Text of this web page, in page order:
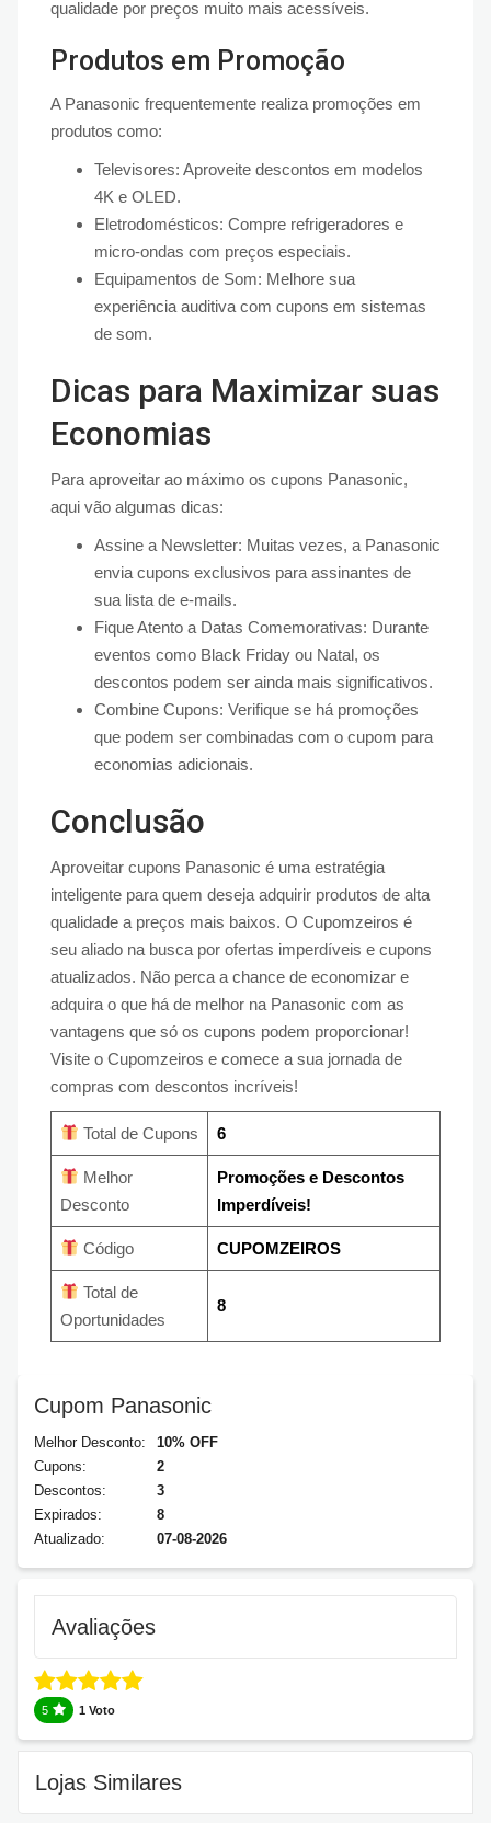
qualidade por preços muito mais acessíveis.
Produtos em Promoção
A Panasonic frequentemente realiza promoções em
produtos como:
Televisores: Aproveite descontos em modelos
4K e OLED.
Eletrodomésticos: Compre refrigeradores e
micro-ondas com preços especiais.
Equipamentos de Som: Melhore sua
experiência auditiva com cupons em sistemas
de som.
Dicas para Maximizar suas
Economias
Para aproveitar ao máximo os cupons Panasonic,
aqui vão algumas dicas:
Assine a Newsletter: Muitas vezes, a Panasonic
envia cupons exclusivos para assinantes de
sua lista de e-mails.
Fique Atento a Datas Comemorativas: Durante
eventos como Black Friday ou Natal, os
descontos podem ser ainda mais significativos.
Combine Cupons: Verifique se há promoções
que podem ser combinadas com o cupom para
economias adicionais.
Conclusão
Aproveitar cupons Panasonic é uma estratégia
inteligente para quem deseja adquirir produtos de alta
qualidade a preços mais baixos. O Cupomzeiros é
seu aliado na busca por ofertas imperdíveis e cupons
atualizados. Não perca a chance de economizar e
adquira o que há de melhor na Panasonic com as
vantagens que só os cupons podem proporcionar!
Visite o Cupomzeiros e comece a sua jornada de
compras com descontos incríveis!
Total de Cupons 6
Melhor
Desconto
Promoções e Descontos
Imperdíveis!
Código CUPOMZEIROS
Total de
Oportunidades
8
Cupom Panasonic
Melhor Desconto:
10% OFF
Cupons:
2
Descontos:
3
Expirados:
8
Atualizado:
07-08-2026
Avaliações
5 1 Voto
Lojas Similares